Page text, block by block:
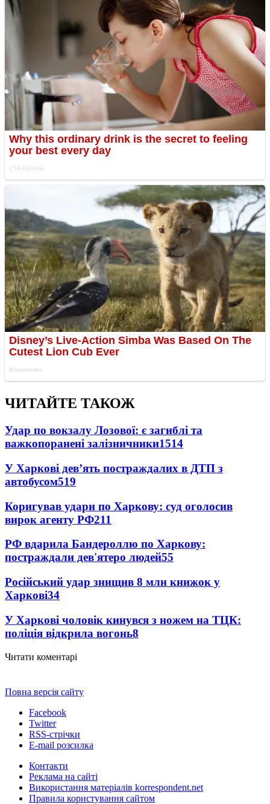
ЧИТАЙТЕ ТАКОЖ
Удар по вокзалу Лозової: є загиблі та
важкопоранені залізничники1514
У Харкові дев’ять постраждалих в ДТП з
автобусом519
Коригував удари по Харкову: суд оголосив
вирок агенту РФ211
РФ вдарила Бандероллю по Харкову:
постраждали дев'ятеро людей55
Російський удар знищив 8 млн книжок у
Харкові34
У Харкові чоловік кинувся з ножем на ТЦК:
поліція відкрила вогонь8
Читати коментарі
Повна версія сайту
Facebook
Twitter
RSS-стрічки
E-mail розсилка
Контакти
Реклама на сайті
Використання матеріалів korrespondent.net
Правила користування сайтом